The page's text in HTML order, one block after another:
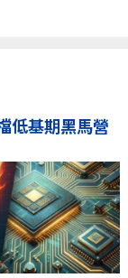
低基期黑馬營